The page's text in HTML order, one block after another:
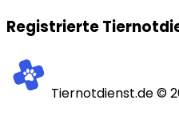
Registrierte
Tiernotdienst.de ©